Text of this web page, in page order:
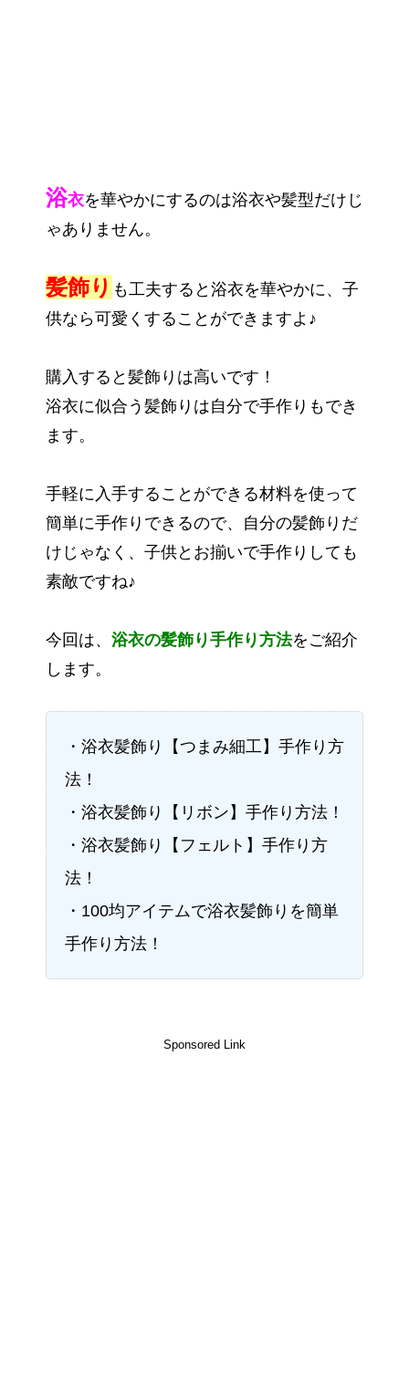
浴衣を華やかにするのは浴衣や髪型だけじ
ゃありません。
髪飾り も工夫すると浴衣を華やかに、子
供なら可愛くすることができますよ♪
購入すると髪飾りは高いです！
浴衣に似合う髪飾りは自分で手作りもでき
ます。
手軽に入手することができる材料を使って
簡単に手作りできるので、自分の髪飾りだ
けじゃなく、子供とお揃いで手作りしても
素敵ですね♪
今回は、 浴衣の髪飾り手作り方法をご紹介
します。
・浴衣髪飾り【つまみ細工】手作り方
法！
・浴衣髪飾り【リボン】手作り方法！
・浴衣髪飾り【フェルト】手作り方
法！
・100均アイテムで浴衣髪飾りを簡単
手作り方法！
Sponsored Link